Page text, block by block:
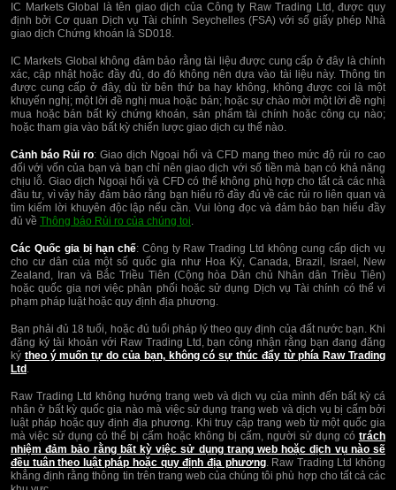
IC Markets Global là tên giao dịch của Công ty Raw Trading Ltd, được quy
định bởi Cơ quan Dịch vụ Tài chính Seychelles (FSA) với số giấy phép Nhà
giao dịch Chứng khoán là SD018.
IC Markets Global không đảm bảo rằng tài liệu được cung cấp ở đây là chính
xác, cập nhật hoặc đầy đủ, do đó không nên dựa vào tài liệu này. Thông tin
được cung cấp ở đây, dù từ bên thứ ba hay không, không được coi là một
khuyến nghị; một lời đề nghị mua hoặc bán; hoặc sự chào mời một lời đề nghị
mua hoặc bán bất kỳ chứng khoán, sản phẩm tài chính hoặc công cụ nào;
hoặc tham gia vào bất kỳ chiến lược giao dịch cụ thể nào.
Cảnh báo Rủi ro: Giao dịch Ngoại hối và CFD mang theo mức độ rủi ro cao
đối với vốn của bạn và bạn chỉ nên giao dịch với số tiền mà bạn có khả năng
chịu lỗ. Giao dịch Ngoại hối và CFD có thể không phù hợp cho tất cả các nhà
đầu tư, vì vậy hãy đảm bảo rằng bạn hiểu rõ đầy đủ về các rủi ro liên quan và
tìm kiếm lời khuyên độc lập nếu cần. Vui lòng đọc và đảm bảo bạn hiểu đầy
đủ về Thông báo Rủi ro của chúng toi.
Các Quốc gia bị hạn chế: Công ty Raw Trading Ltd không cung cấp dịch vụ
cho cư dân của một số quốc gia như Hoa Kỳ, Canada, Brazil, Israel, New
Zealand, Iran và Bắc Triều Tiên (Cộng hòa Dân chủ Nhân dân Triều Tiên)
hoặc quốc gia nơi việc phân phối hoặc sử dụng Dịch vụ Tài chính có thể vi
phạm pháp luật hoặc quy định địa phương.
Bạn phải đủ 18 tuổi, hoặc đủ tuổi pháp lý theo quy định của đất nước bạn. Khi
đăng ký tài khoản với Raw Trading Ltd, bạn công nhận rằng bạn đang đăng
ký theo ý muốn tự do của bạn, không có sự thúc đẩy từ phía Raw Trading
Ltd .
Raw Trading Ltd không hướng trang web và dịch vụ của mình đến bất kỳ cá
nhân ở bất kỳ quốc gia nào mà việc sử dụng trang web và dịch vụ bị cấm bởi
luật pháp hoặc quy định địa phương. Khi truy cập trang web từ một quốc gia
mà việc sử dụng có thể bị cấm hoặc không bị cấm, người sử dụng có trách
nhiệm đảm bảo rằng bất kỳ việc sử dụng trang web hoặc dịch vụ nào sẽ
đều tuân theo luật pháp hoặc quy định địa phương. Raw Trading Ltd không
khẳng định rằng thông tin trên trang web của chúng tôi phù hợp cho tất cả các